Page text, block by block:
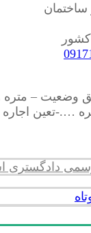
وضعيت –
….-تعین
دادگستری